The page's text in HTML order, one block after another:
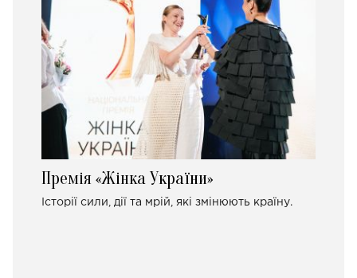
Премія «Жінка України»
Історії сили, дії та мрій, які змінюють країну.